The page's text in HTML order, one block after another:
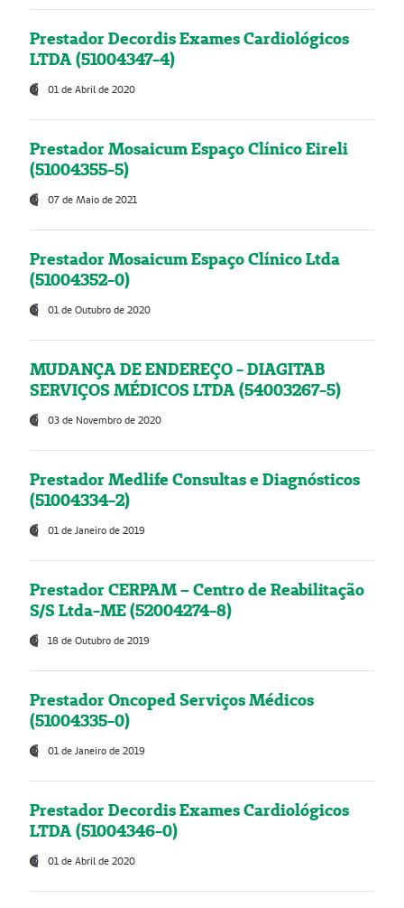
Prestador Decordis Exames Cardiológicos
LTDA (51004347-4)
01 de Abril de 2020
Prestador Mosaicum Espaço Clínico Eireli
(51004355-5)
07 de Maio de 2021
Prestador Mosaicum Espaço Clínico Ltda
(51004352-0)
01 de Outubro de 2020
MUDANÇA DE ENDEREÇO - DIAGITAB
SERVIÇOS MÉDICOS LTDA (54003267-5)
03 de Novembro de 2020
Prestador Medlife Consultas e Diagnósticos
(51004334-2)
01 de Janeiro de 2019
Prestador CERPAM – Centro de Reabilitação
S/S Ltda-ME (52004274-8)
18 de Outubro de 2019
Prestador Oncoped Serviços Médicos
(51004335-0)
01 de Janeiro de 2019
Prestador Decordis Exames Cardiológicos
LTDA (51004346-0)
01 de Abril de 2020